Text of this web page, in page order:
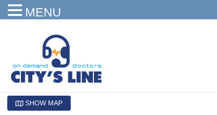
SHOW MAP
MENU